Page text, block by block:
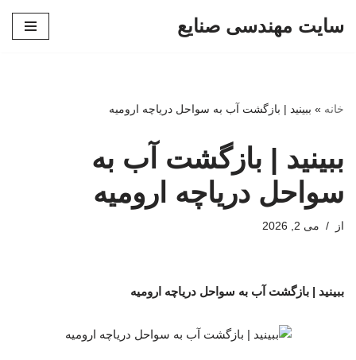
سایت مهندسی صنایع
خانه » ببینید | بازگشت آب به سواحل دریاچه ارومیه
ببینید | بازگشت آب به
سواحل دریاچه ارومیه
از می 2, 2026
ببینید | بازگشت آب به سواحل دریاچه ارومیه